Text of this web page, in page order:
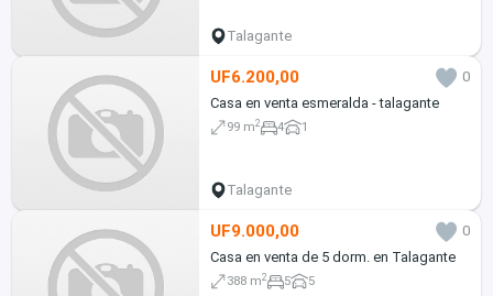
Talagante
UF6.200,00
0
Casa en venta esmeralda - talagante
99 m2 4 1
Talagante
UF9.000,00
0
Casa en venta de 5 dorm. en Talagante
388 m2 5 5